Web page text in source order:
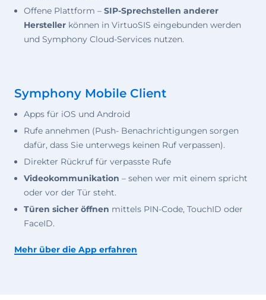
Offene Plattform – SIP-Sprechstellen anderer
Hersteller können in VirtuoSIS eingebunden werden
und Symphony Cloud-Services nutzen.
Symphony Mobile Client
Apps für iOS und Android
Rufe annehmen (Push- Benachrichtigungen sorgen
dafür, dass Sie unterwegs keinen Ruf verpassen).
Direkter Rückruf für verpasste Rufe
Videokommunikation – sehen wer mit einem spricht
oder vor der Tür steht.
Türen sicher öffnen mittels PIN-Code, TouchID oder
FaceID.
Mehr über die App erfahren